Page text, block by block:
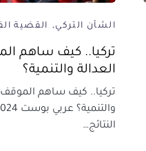
الشأن التركي القضية
تركيا.. كيف ساهم
العدالة والتنمية؟
تركيا.. كيف ساهم
النتائج…